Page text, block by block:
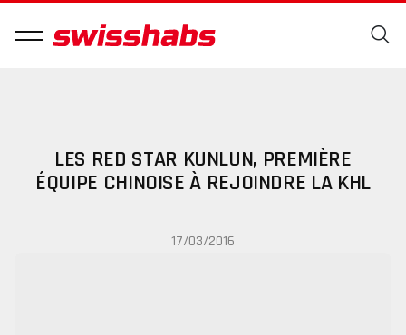
LES RED STAR KUNLUN, PREMIÈRE
ÉQUIPE CHINOISE À REJOINDRE LA KHL
17/03/2016